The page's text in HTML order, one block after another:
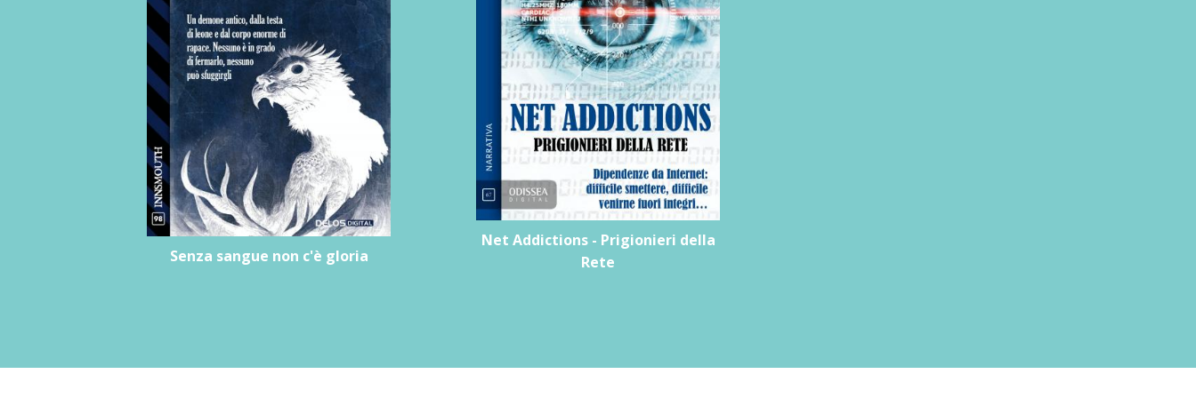
Senza sangue non c'è gloria
Net Addictions - Prigionieri della
Rete